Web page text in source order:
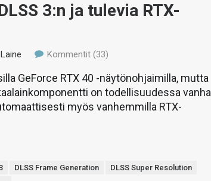
3:n ja tulevia RTX-
Kommentit (33)
GeForce RTX 40 -näytönohjaimilla, mutta
on todellisuudessa vanha
myös vanhemmilla RTX-
DLSS Frame Generation
DLSS Super Resolution